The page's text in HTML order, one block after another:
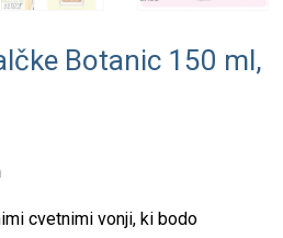
Botanic 150 ml,
cvetnimi vonji, ki bodo